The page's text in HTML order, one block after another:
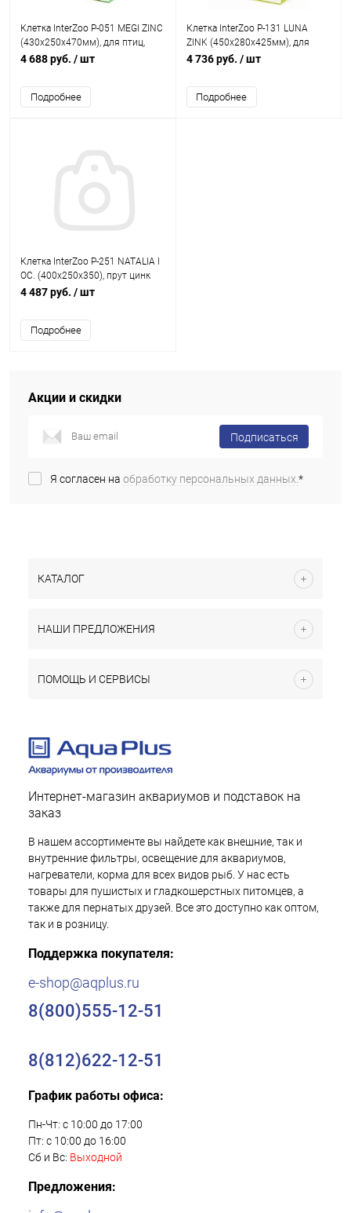
Клетка InterZoo P-051 MEGI ZINC
(430х250х470мм), для птиц,
прут цинк
4 688 руб. / шт
Подробнее
Клетка InterZoo P-131 LUNA
ZINK (450х280х425мм), для
птиц, прут цинк
4 736 руб. / шт
Подробнее
Клетка InterZoo P-251 NATALIA l
OC. (400x250x350), прут цинк
4 487 руб. / шт
Подробнее
Акции и скидки
Подписаться
Я согласен на обработку персональных данных.*
КАТАЛОГ
НАШИ ПРЕДЛОЖЕНИЯ
ПОМОЩЬ И СЕРВИСЫ
Интернет-магазин аквариумов и подставок на
заказ
В нашем ассортименте вы найдете как внешние, так и
внутренние фильтры, освещение для аквариумов,
нагреватели, корма для всех видов рыб. У нас есть
товары для пушистых и гладкошерстных питомцев, а
также для пернатых друзей. Все это доступно как оптом,
так и в розницу.
Поддержка покупателя:
e-shop@aqplus.ru
8(800)555-12-51
8(812)622-12-51
График работы офиса:
Пн-Чт: с 10:00 до 17:00
Пт: с 10:00 до 16:00
Сб и Вс: Выходной
Предложения: